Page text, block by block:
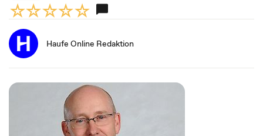
Haufe Online Redaktion